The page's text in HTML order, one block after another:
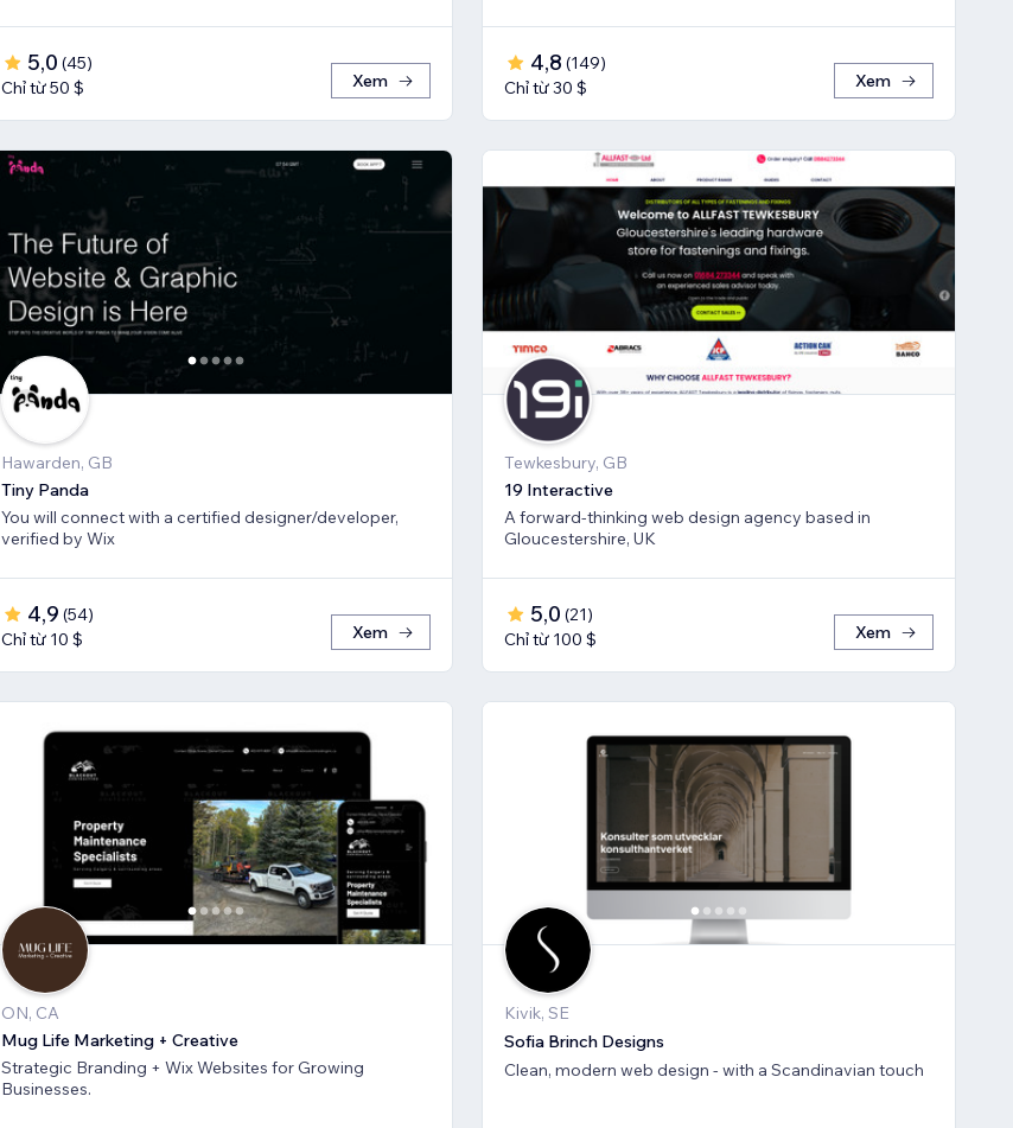
5,0 (45)
Chỉ từ 50 $
Xem
4,8 (149)
Chỉ từ 30 $
Xem
Hawarden, GB
Tiny Panda
You will connect with a certified designer/developer,
verified by Wix
4,9 (54)
Chỉ từ 10 $
Xem
Tewkesbury, GB
19 Interactive
A forward-thinking web design agency based in
Gloucestershire, UK
5,0 (21)
Chỉ từ 100 $
Xem
ON, CA
Mug Life Marketing + Creative
Strategic Branding + Wix Websites for Growing
Businesses.
Kivik, SE
Sofia Brinch Designs
Clean, modern web design - with a Scandinavian touch